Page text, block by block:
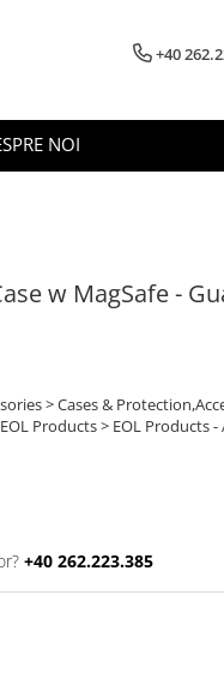
+40
NOI
w MagSafe -
> Cases &
Products > EOL Products
+40 262.223.385